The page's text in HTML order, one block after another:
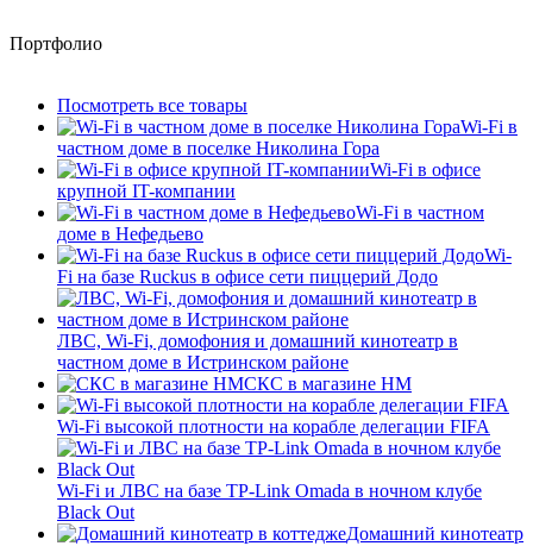
Портфолио
Посмотреть все товары
Wi-Fi в
частном доме в поселке Николина Гора
Wi-Fi в офисе
крупной IT-компании
Wi-Fi в частном
доме в Нефедьево
Wi-
Fi на базе Ruckus в офисе сети пиццерий Додо
ЛВС, Wi-Fi, домофония и домашний кинотеатр в
частном доме в Истринском районе
СКС в магазине HM
Wi-Fi высокой плотности на корабле делегации FIFA
Wi-Fi и ЛВС на базе TP-Link Omada в ночном клубе
Black Out
Домашний кинотеатр